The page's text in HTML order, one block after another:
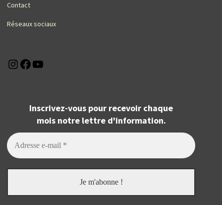
Contact
Réseaux sociaux
Instagram
Facebook
Inscrivez-vous pour recevoir chaque
mois notre lettre d'information.